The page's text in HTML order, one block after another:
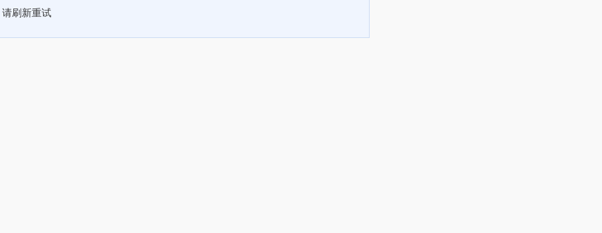
刷新重试